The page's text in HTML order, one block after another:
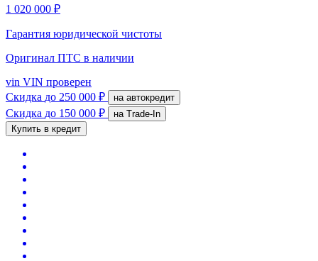
1 020 000 ₽
Гарантия юридической чистоты
Оригинал ПТС в наличии
vin VIN проверен
Скидка до 250 000 ₽ на автокредит
Скидка до 150 000 ₽
на Trade-In
Купить в кредит